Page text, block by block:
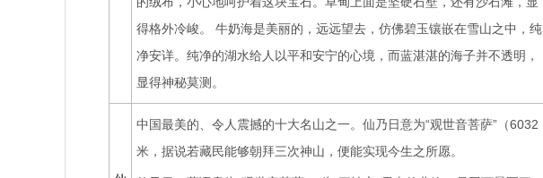
得格外冷峻。 牛奶海是美丽的，远远望去，仿佛碧玉镶嵌在雪山之中，纯
净安详。纯净的湖水给人以平和安宁的心境，而蓝湛湛的海子并不透明，
显得神秘莫测。
中国最美的、令人震撼的十大名山之一。仙乃日意为“观世音菩萨”（6032
米，据说若藏民能够朝拜三次神山，便能实现今生之所愿。